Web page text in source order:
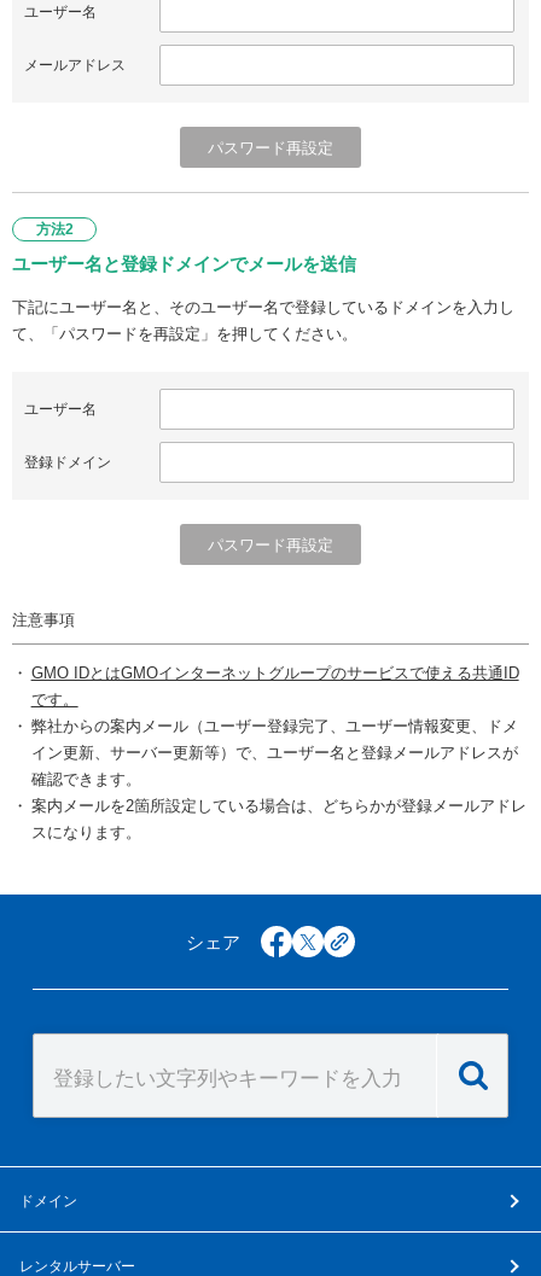
ユーザー名
メールアドレス
方法2
ユーザー名と登録ドメインでメールを送信
下記にユーザー名と、そのユーザー名で登録しているドメインを入力し
て、「パスワードを再設定」を押してください。
ユーザー名
登録ドメイン
注意事項
GMO IDとはGMOインターネットグループのサービスで使える共通ID
です。
弊社からの案内メール（ユーザー登録完了、ユーザー情報変更、ドメ
イン更新、サーバー更新等）で、ユーザー名と登録メールアドレスが
確認できます。
案内メールを2箇所設定している場合は、どちらかが登録メールアドレ
スになります。
シェア facebook
x copy
ドメイン
レンタルサーバー